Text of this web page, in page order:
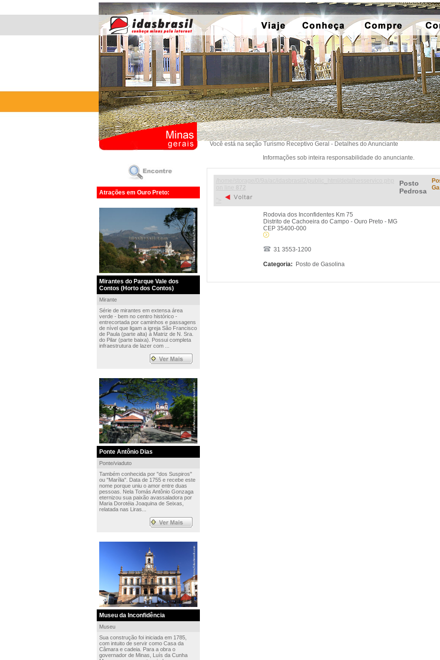
Atrações em Ouro Preto:
Mirantes do Parque Vale dos
Contos (Horto dos Contos)
Mirante
Série de mirantes em extensa área
verde - bem no centro histórico -
entrecortada por caminhos e passagens
de nível que ligam a igreja São Francisco
de Paula (parte alta) à Matriz de N. Sra.
do Pilar (parte baixa). Possui completa
infraestrutura de lazer com ...
Ponte Antônio Dias
Ponte/viaduto
Também conhecida por "dos Suspiros"
ou "Marília". Data de 1755 e recebe este
nome porque uniu o amor entre duas
pessoas. Nela Tomás Antônio Gonzaga
eternizou sua paixão avassaladora por
Maria Dorotéia Joaquina de Seixas,
relatada nas Liras...
Museu da Inconfidência
Museu
Sua construção foi iniciada em 1785,
com intuito de servir como Casa da
Câmara e cadeia. Para a obra o
governador de Minas, Luís da Cunha
Você está na seção Turismo Receptivo Geral - Detalhes do Anunciante
Informações sob inteira responsabilidade do anunciante.
Posto
Pedrosa
Rodovia dos Inconfidentes Km 75
Distrito de Cachoeira do Campo - Ouro Preto - MG
CEP 35400-000
31 3553-1200
Categoria: Posto de Gasolina